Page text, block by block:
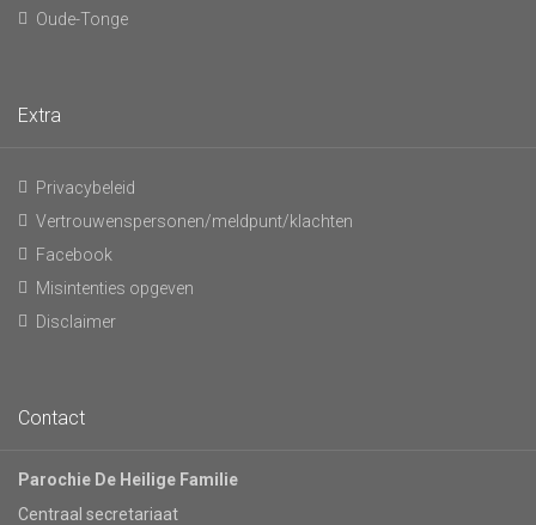
Oude-Tonge
Extra
Privacybeleid
Vertrouwenspersonen/meldpunt/klachten
Facebook
Misintenties opgeven
Disclaimer
Contact
Parochie De Heilige Familie
Centraal secretariaat